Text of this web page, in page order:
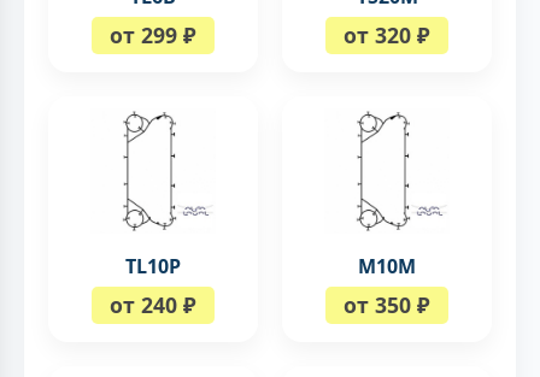
от 299 ₽ от 320 ₽
TL10P
от 240 ₽
M10M
от 350 ₽